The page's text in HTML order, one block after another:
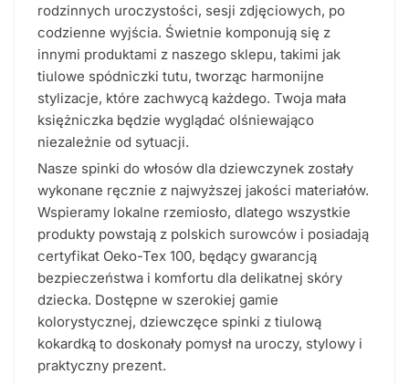
rodzinnych uroczystości, sesji zdjęciowych, po
codzienne wyjścia. Świetnie komponują się z
innymi produktami z naszego sklepu, takimi jak
tiulowe spódniczki tutu, tworząc harmonijne
stylizacje, które zachwycą każdego. Twoja mała
księżniczka będzie wyglądać olśniewająco
niezależnie od sytuacji.
Nasze spinki do włosów dla dziewczynek zostały
wykonane ręcznie z najwyższej jakości materiałów.
Wspieramy lokalne rzemiosło, dlatego wszystkie
produkty powstają z polskich surowców i posiadają
certyfikat Oeko-Tex 100, będący gwarancją
bezpieczeństwa i komfortu dla delikatnej skóry
dziecka. Dostępne w szerokiej gamie
kolorystycznej, dziewczęce spinki z tiulową
kokardką to doskonały pomysł na uroczy, stylowy i
praktyczny prezent.